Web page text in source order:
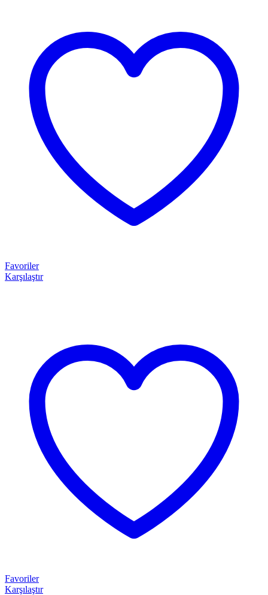
Favoriler
Karşılaştır
Favoriler
Karşılaştır